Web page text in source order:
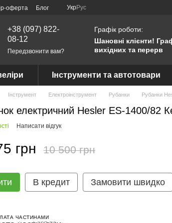
оферта Блог УкрРус
+38 (097) 822-
08-12
Передзвонити вам?
Графік роботи:
Шановні клієнти!
вихідних та перерв
Інструменти та автотовари
Інструмент Електроінструмент Рубанки Рубанки
електричний Hesler ES-1400/82
Написати відгук
грн 10 500 грн
В кредит Замовити швидко
ЧАСТИНАМИ